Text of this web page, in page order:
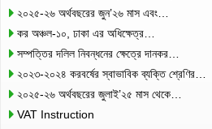
২০২৫-২৬ অর্থবছরের জুন’২৬ মাস এবং…
কর অঞ্চল-১০, ঢাকা এর অধিক্ষেত্র…
সম্পত্তির দলিল নিবন্ধনের ক্ষেত্রে দানকর…
২০২৩-২০২৪ করবর্ষের স্বাভাবিক ব্যক্তি শ্রেণির…
২০২৫-২৬ অর্থবছরের জুলাই’২৫ মাস থেকে…
VAT Instruction